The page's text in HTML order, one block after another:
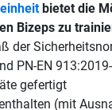
bietet die
Bizeps zu
der
PN-EN
gefertigt
(mit